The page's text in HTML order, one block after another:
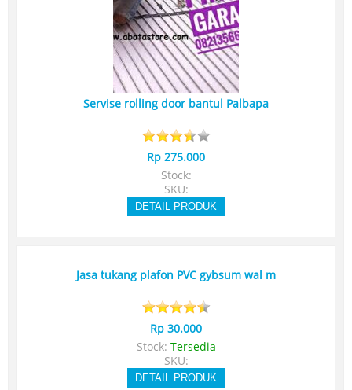
Servise rolling door bantul Palbapa
Rp 275.000
Stock:
SKU:
DETAIL PRODUK
Jasa tukang plafon PVC gybsum wal m
Rp 30.000
Stock: Tersedia
SKU:
DETAIL PRODUK